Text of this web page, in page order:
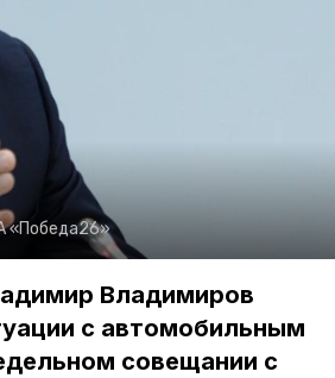
«Победа26»
Владимиров
с автомобильным
совещании с